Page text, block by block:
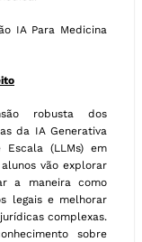
IA Para Medicina
robusta dos
da IA Generativa
(LLMs) em
vão explorar
a maneira como
legais e melhorar
complexas.
sobre